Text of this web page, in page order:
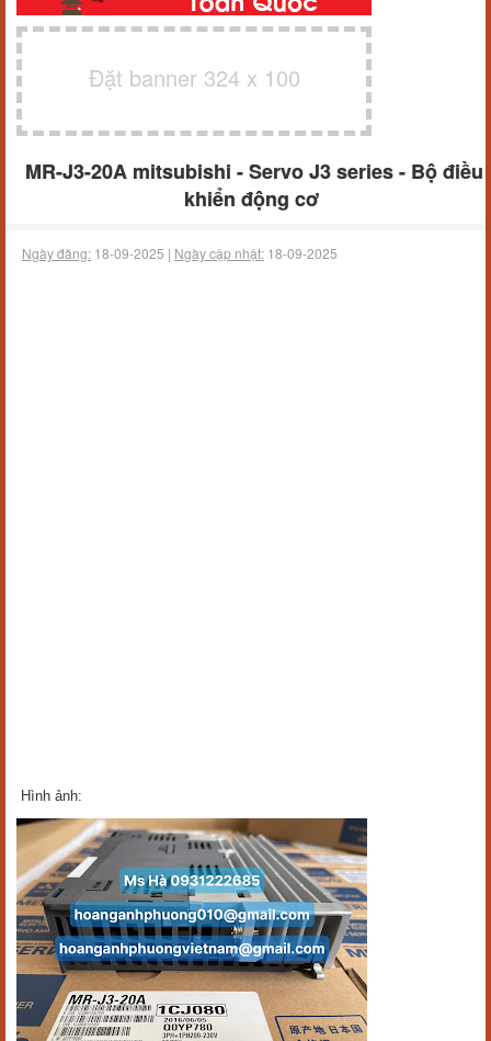
Đặt banner 324 x 100
MR-J3-20A mitsubishi - Servo J3 series - Bộ điều
khiển động cơ
Ngày đăng: 18-09-2025 | Ngày cập nhật: 18-09-2025
Hình ảnh: